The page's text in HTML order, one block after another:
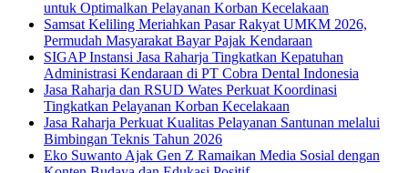
untuk Optimalkan Pelayanan Korban Kecelakaan
Samsat Keliling Meriahkan Pasar Rakyat UMKM 2026,
Permudah Masyarakat Bayar Pajak Kendaraan
SIGAP Instansi Jasa Raharja Tingkatkan Kepatuhan
Administrasi Kendaraan di PT Cobra Dental Indonesia
Jasa Raharja dan RSUD Wates Perkuat Koordinasi
Tingkatkan Pelayanan Korban Kecelakaan
Jasa Raharja Perkuat Kualitas Pelayanan Santunan melalui
Bimbingan Teknis Tahun 2026
Eko Suwanto Ajak Gen Z Ramaikan Media Sosial dengan